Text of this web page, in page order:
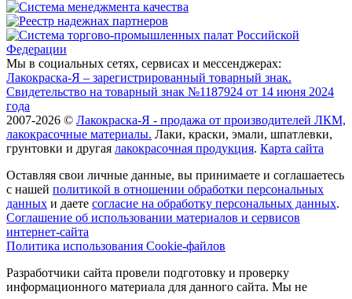
Мы в социальных сетях, сервисах и мессенджерах:
Лакокраска-Я – зарегистрированный товарный знак.
Свидетельство на товарный знак №1187924 от 14 июня 2024
года
2007-2026 © Лакокраска-Я - продажа от производителей ЛКМ,
лакокрасочные материалы. Лаки, краски, эмали, шпатлевки,
грунтовки и другая лакокрасочная продукция. Карта сайта
Оставляя свои личные данные, вы принимаете и соглашаетесь
с нашей политикой в отношении обработки персональных
данных и даете cогласие на обработку персональных данных.
Соглашение об использовании материалов и сервисов
интернет-сайта
Политика использования Cookie-файлов
Разработчики сайта провели подготовку и проверку
информационного материала для данного сайта. Мы не